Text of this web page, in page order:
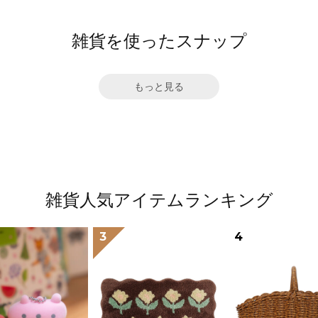
雑貨を使ったスナップ
もっと見る
雑貨人気アイテムランキング
3 4